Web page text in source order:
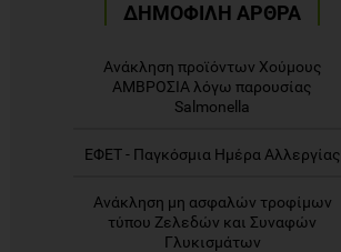
ΔΗΜΟΦΙΛΗ ΑΡΘΡΑ
Ανάκληση προϊόντων Χούμους
ΑΜΒΡΟΣΙΑ λόγω παρουσίας
Salmonella
ΕΦΕΤ - Παγκόσμια Ημέρα Αλλεργίας
Ανάκληση μη ασφαλών τροφίμων
τύπου Ζελεδών και Συναφών
Γλυκισμάτων